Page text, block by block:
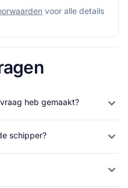
voor alle details
heb gemaakt?
schipper?